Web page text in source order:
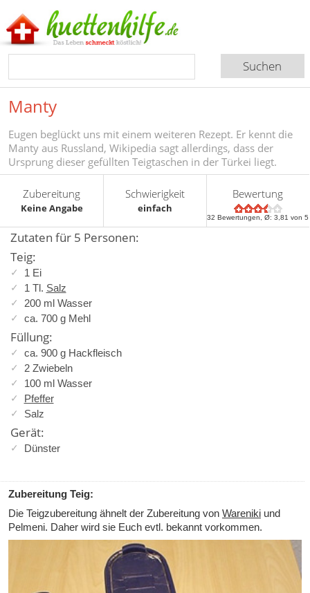
Manty
Eugen beglückt uns mit einem weiteren Rezept. Er kennt die
Manty aus Russland, Wikipedia sagt allerdings, dass der
Ursprung dieser gefüllten Teigtaschen in der Türkei liegt.
Zubereitung
Keine Angabe
Schwierigkeit
einfach
Bewertung
32 Bewertungen, Ø:3,81 von 5
Zutaten für 5 Personen:
Teig:
1 Ei
1 Tl. Salz
200 ml Wasser
ca. 700 g Mehl
Füllung:
ca. 900 g Hackfleisch
2 Zwiebeln
100 ml Wasser
Pfeffer
Salz
Gerät:
Dünster
Zubereitung Teig:
Die Teigzubereitung ähnelt der Zubereitung von Wareniki und
Pelmeni. Daher wird sie Euch evtl. bekannt vorkommen.